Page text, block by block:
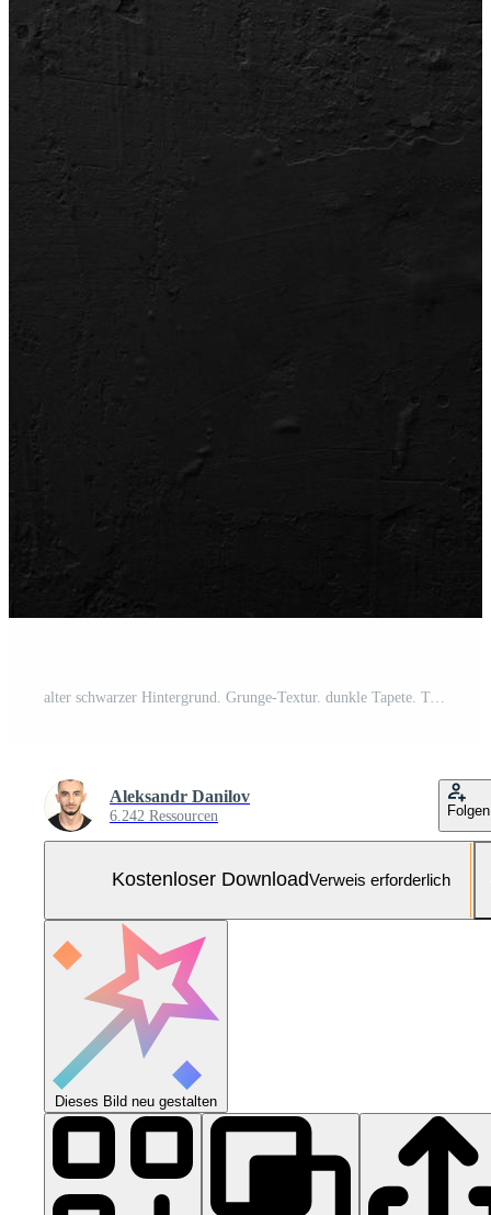
alter schwarzer Hintergrund. Grunge-Textur. dunkle Tapete. Tafel, Tafel, Zimmerwand. Kostenloses Foto
Aleksandr Danilov
6.242 Ressourcen Folgen
Kostenloser DownloadVerweis erforderlich
Dieses Bild neu gestalten